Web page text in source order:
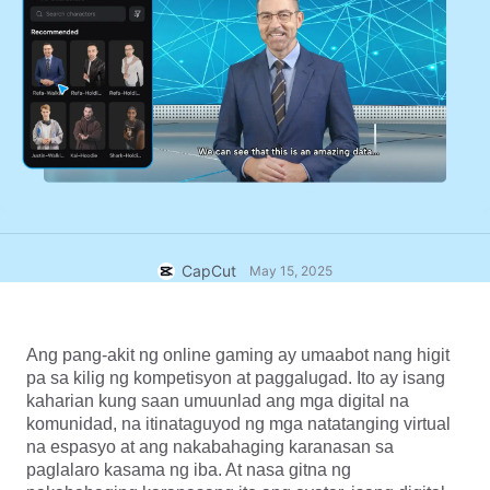
Text at Audio
Mga auto caption
Mga template ng caption
Bawasan ang noise
Larawan
Marketing
Lifestyle at Mga Vlog
Custom na disenyo
Higit pa
Mga guide sa paggawa
Mga Top Pick
Mga trend at tip sa template
Higit pa
Mga template para sa industriya
Mga pang-recap na template
Trust Center
Help Center
Newsroom
Dreamina Seedance 2.0 Launch
Buksan ang CapCut
CapCut May 15, 2025
Ang pang-akit ng online gaming ay umaabot nang higit
pa sa kilig ng kompetisyon at paggalugad. Ito ay isang
kaharian kung saan umuunlad ang mga digital na
komunidad, na itinataguyod ng mga natatanging virtual
na espasyo at ang nakabahaging karanasan sa
paglalaro kasama ng iba. At nasa gitna ng